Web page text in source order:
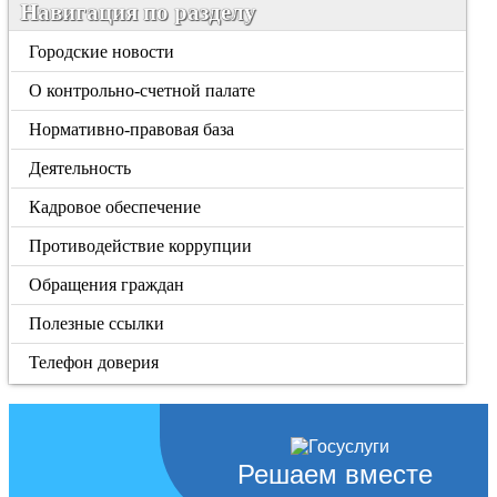
Навигация по разделу
Городские новости
О контрольно-счетной палате
Нормативно-правовая база
Деятельность
Кадровое обеспечение
Противодействие коррупции
Обращения граждан
Полезные ссылки
Телефон доверия
Решаем вместе